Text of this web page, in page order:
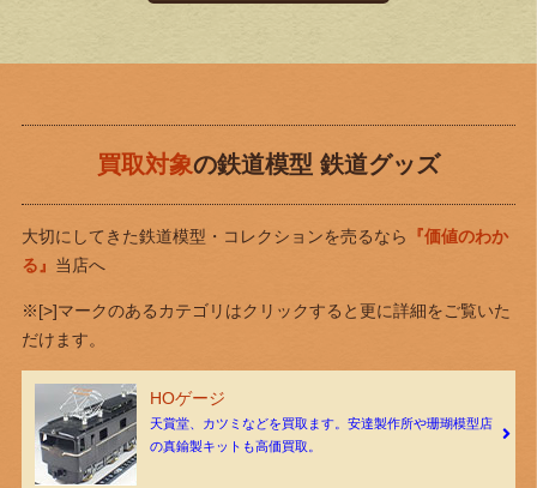
買取対象の鉄道模型 鉄道グッズ
大切にしてきた鉄道模型・コレクションを売るなら
『価値のわか
る』 当店へ
※[>]マークのあるカテゴリはクリックすると更に詳細をご覧いた
だけます。
HOゲージ
天賞堂、カツミなどを買取ます。安達製作所や珊瑚模型店
の真鍮製キットも高価買取。